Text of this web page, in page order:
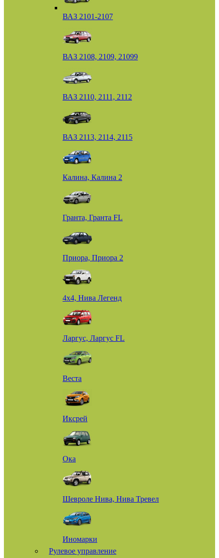
ВАЗ 2101-2107
ВАЗ 2108, 2109, 21099
ВАЗ 2110, 2111, 2112
ВАЗ 2113, 2114, 2115
Калина, Калина 2
Гранта, Гранта FL
Приора, Приора 2
4х4, Нива Легенд
Ларгус, Ларгус FL
Веста
Иксрей
Ока
Шевроле Нива, Нива Тревел
Иномарки
Рулевое управление